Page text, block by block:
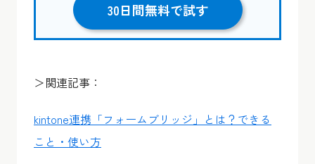
30日間無料で試す
＞関連記事：
kintone連携「フォームブリッジ」とは？できる
こと・使い方